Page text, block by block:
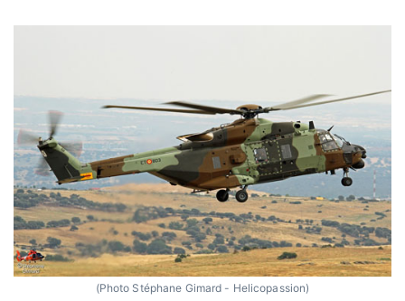
(Photo Stéphane Gimard - Helicopassion)